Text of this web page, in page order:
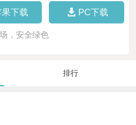
下载 PC下载
，安全绿色
排行